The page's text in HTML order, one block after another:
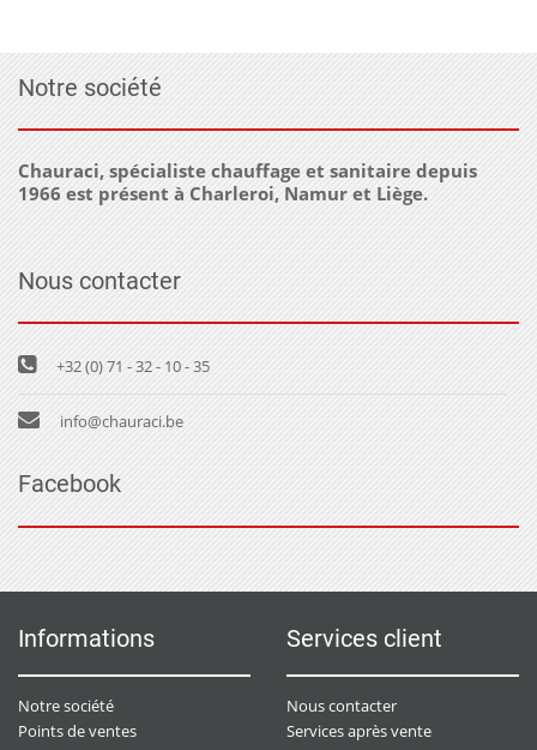
Notre société
Chauraci, spécialiste chauffage et sanitaire depuis
1966 est présent à Charleroi, Namur et Liège.
Nous contacter
+32 (0) 71 - 32 - 10 - 35
info@chauraci.be
Facebook
Informations
Notre société
Points de ventes
Services client
Nous contacter
Services après vente